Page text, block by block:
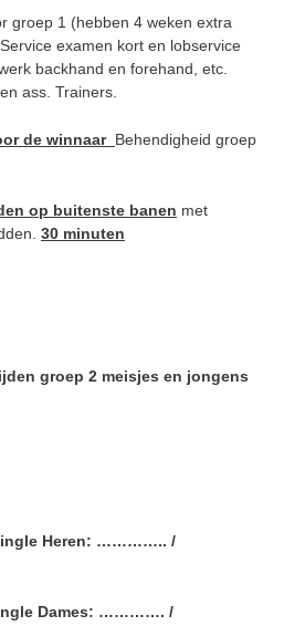
groep 1 (hebben 4 weken extra
examen kort en lobservice
backhand en forehand, etc.
ass. Trainers.
de winnaar Behendigheid groep
op buitenste banen met
30 minuten
groep 2 meisjes en jongens
Heren: ………….. /
Dames: …………. /